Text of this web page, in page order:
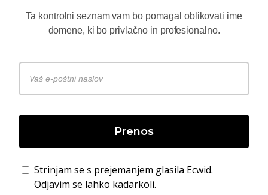
Ta kontrolni seznam vam bo pomagal oblikovati ime
domene, ki bo privlačno in profesionalno.
Prenos
Strinjam se s prejemanjem glasila Ecwid.
Odjavim se lahko kadarkoli.